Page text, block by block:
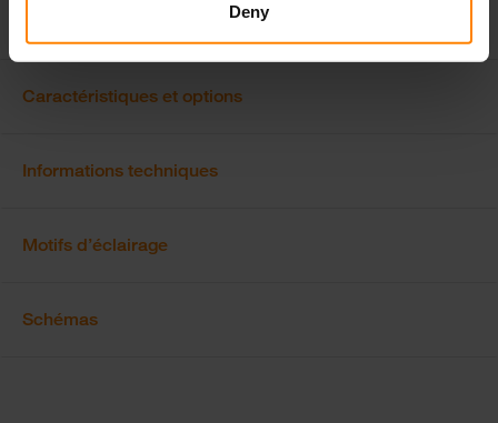
Deny
Caractéristiques et options
Informations techniques
Motifs d’éclairage
Schémas